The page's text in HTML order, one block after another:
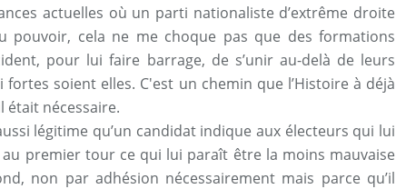
actuelles où un parti nationaliste d’extrême droite
pouvoir, cela ne me choque pas que des formations
pour lui faire barrage, de s’unir au-delà de leurs
fortes soient elles. C'est un chemin que l’Histoire à déjà
était nécessaire.
légitime qu’un candidat indique aux électeurs qui lui
premier tour ce qui lui paraît être la moins mauvaise
non par adhésion nécessairement mais parce qu’il